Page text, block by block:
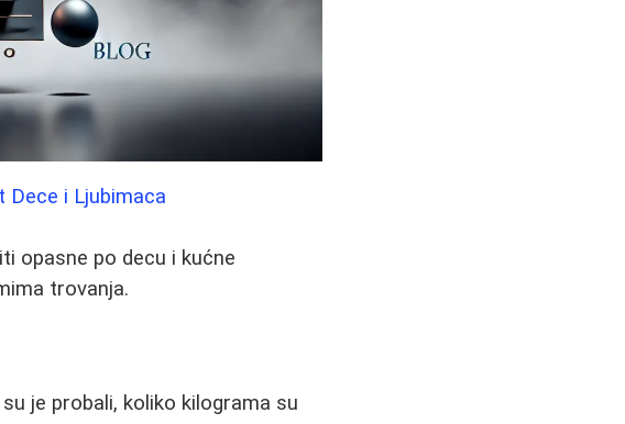
Dece i Ljubimaca
opasne po decu i kućne
trovanja.
je probali, koliko kilograma su